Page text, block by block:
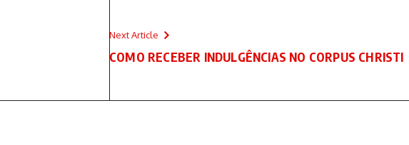
Next Article
COMO RECEBER INDULGÊNCIAS NO CORPUS CHRISTI